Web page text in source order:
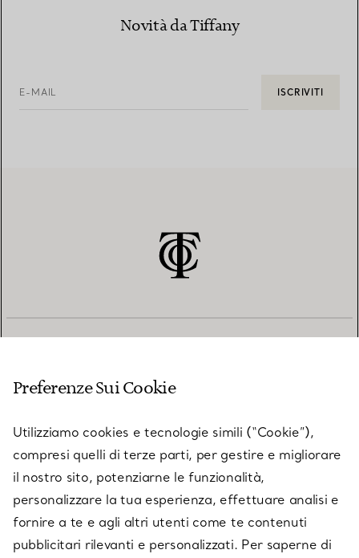
Novità da Tiffany
E-MAIL ISCRIVITI
SU TIFFANY & CO.
LEGALE
Preferenze Sui Cookie
Utilizziamo cookies e tecnologie simili (“Cookie”),
compresi quelli di terze parti, per gestire e migliorare
il nostro sito, potenziarne le funzionalità,
personalizzare la tua esperienza, effettuare analisi e
fornire a te e agli altri utenti come te contenuti
pubblicitari rilevanti e personalizzati. Per saperne di